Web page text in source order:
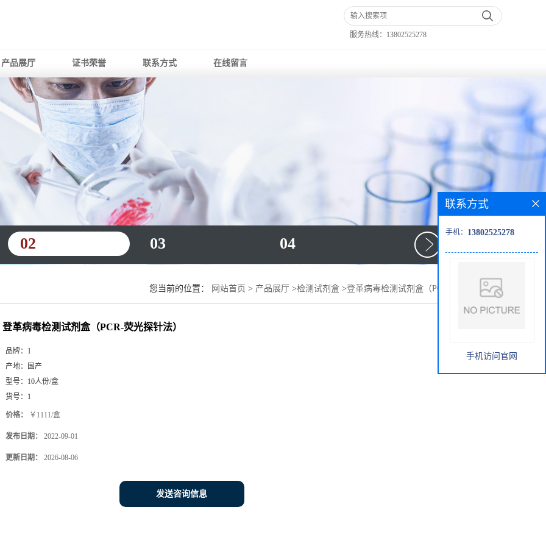
服务热线： 13802525278
产品展厅 证书荣誉 联系方式 在线留言
02 03 04
您当前的位置： 网站首页 > 产品展厅 >检测试剂盒 >登革病毒检测试剂盒（PCR-荧光探针法）
登革病毒检测试剂盒（PCR-荧光探针法）
品牌： 1
产地：
国产
型号： 10人份/盒
货号： 1
价格： ￥1111/盒
发布日期： 2022-09-01
更新日期： 2026-08-06
发送咨询信息
联系方式
手机： 13802525278
手机访问官网